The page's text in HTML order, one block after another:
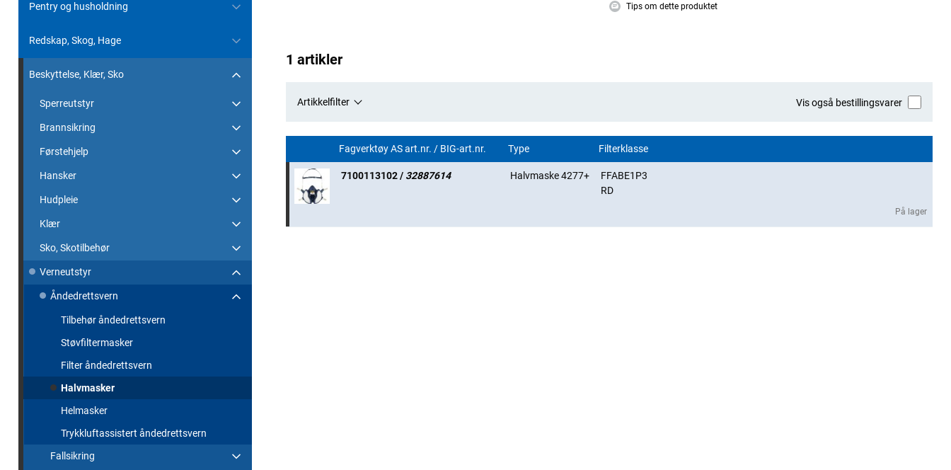
Pentry og husholdning
Redskap, Skog, Hage
Beskyttelse, Klær, Sko
Sperreutstyr
Brannsikring
Førstehjelp
Hansker
Hudpleie
Klær
Sko, Skotilbehør
Verneutstyr
Åndedrettsvern
Tilbehør åndedrettsvern
Støvfiltermasker
Filter åndedrettsvern
Halvmasker
Helmasker
Trykkluftassistert åndedrettsvern
Fallsikring
Tips om dette produktet
1 artikler
Artikkelfilter Vis også bestillingsvarer
Fagverktøy AS art.nr. / BIG-art.nr. Type Filterklasse
7100113102 / 32887614 Halvmaske 4277+
FFABE1P3
RD
På lager